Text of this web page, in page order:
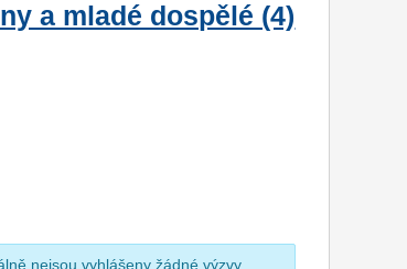
a mladé dospělé (4)
nejsou vyhlášeny žádné výzvy.